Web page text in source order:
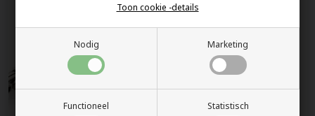
Nodig Marketing
Functioneel Statistisch
Toon cookie -details